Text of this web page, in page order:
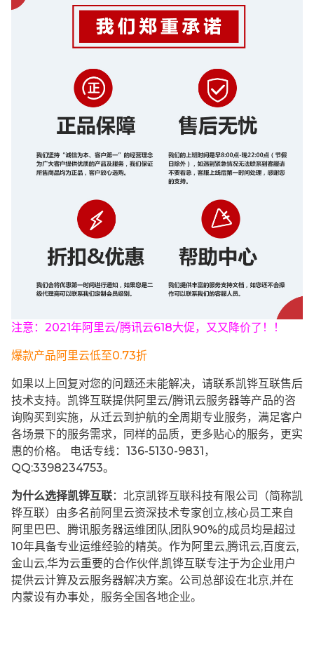
注意：2021年阿里云/腾讯云618大促，又又降价了！！
爆款产品阿里云低至0.73折
如果以上回复对您的问题还未能解决，请联系凯铧互联售后
技术支持。凯铧互联提供阿里云/腾讯云服务器等产品的咨
询购买到实施，从迁云到护航的全周期专业服务，满足客户
各场景下的服务需求，同样的品质，更多贴心的服务，更实
惠的价格。 电话专线：136-5130-9831，
QQ:3398234753。
为什么选择凯铧互联：北京凯铧互联科技有限公司（简称凯
铧互联）由多名前阿里云资深技术专家创立,核心员工来自
阿里巴巴、腾讯服务器运维团队,团队90%的成员均是超过
10年具备专业运维经验的精英。作为阿里云,腾讯云,百度云,
金山云,华为云重要的合作伙伴,凯铧互联专注于为企业用户
提供云计算及云服务器解决方案。公司总部设在北京,并在
内蒙设有办事处，服务全国各地企业。